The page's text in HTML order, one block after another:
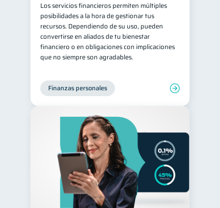
Salud financiera 12
Productos financieros 11
Organización Financiera 10
Deudas 10
Préstamos 8 Ahorro
Tarjeta de crédito
Ciberseguridad 5
Servicios 4
Derechos & Deberes 4
Vacaciones 2
Criptomonedas 2
Los servicios financieros permiten múltiples
posibilidades a la hora de gestionar tus
recursos. Dependiendo de su uso, pueden
convertirse en aliados de tu bienestar
financiero o en obligaciones con implicaciones
que no siempre son agradables.
Finanzas personales